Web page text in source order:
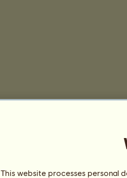
This website processes personal